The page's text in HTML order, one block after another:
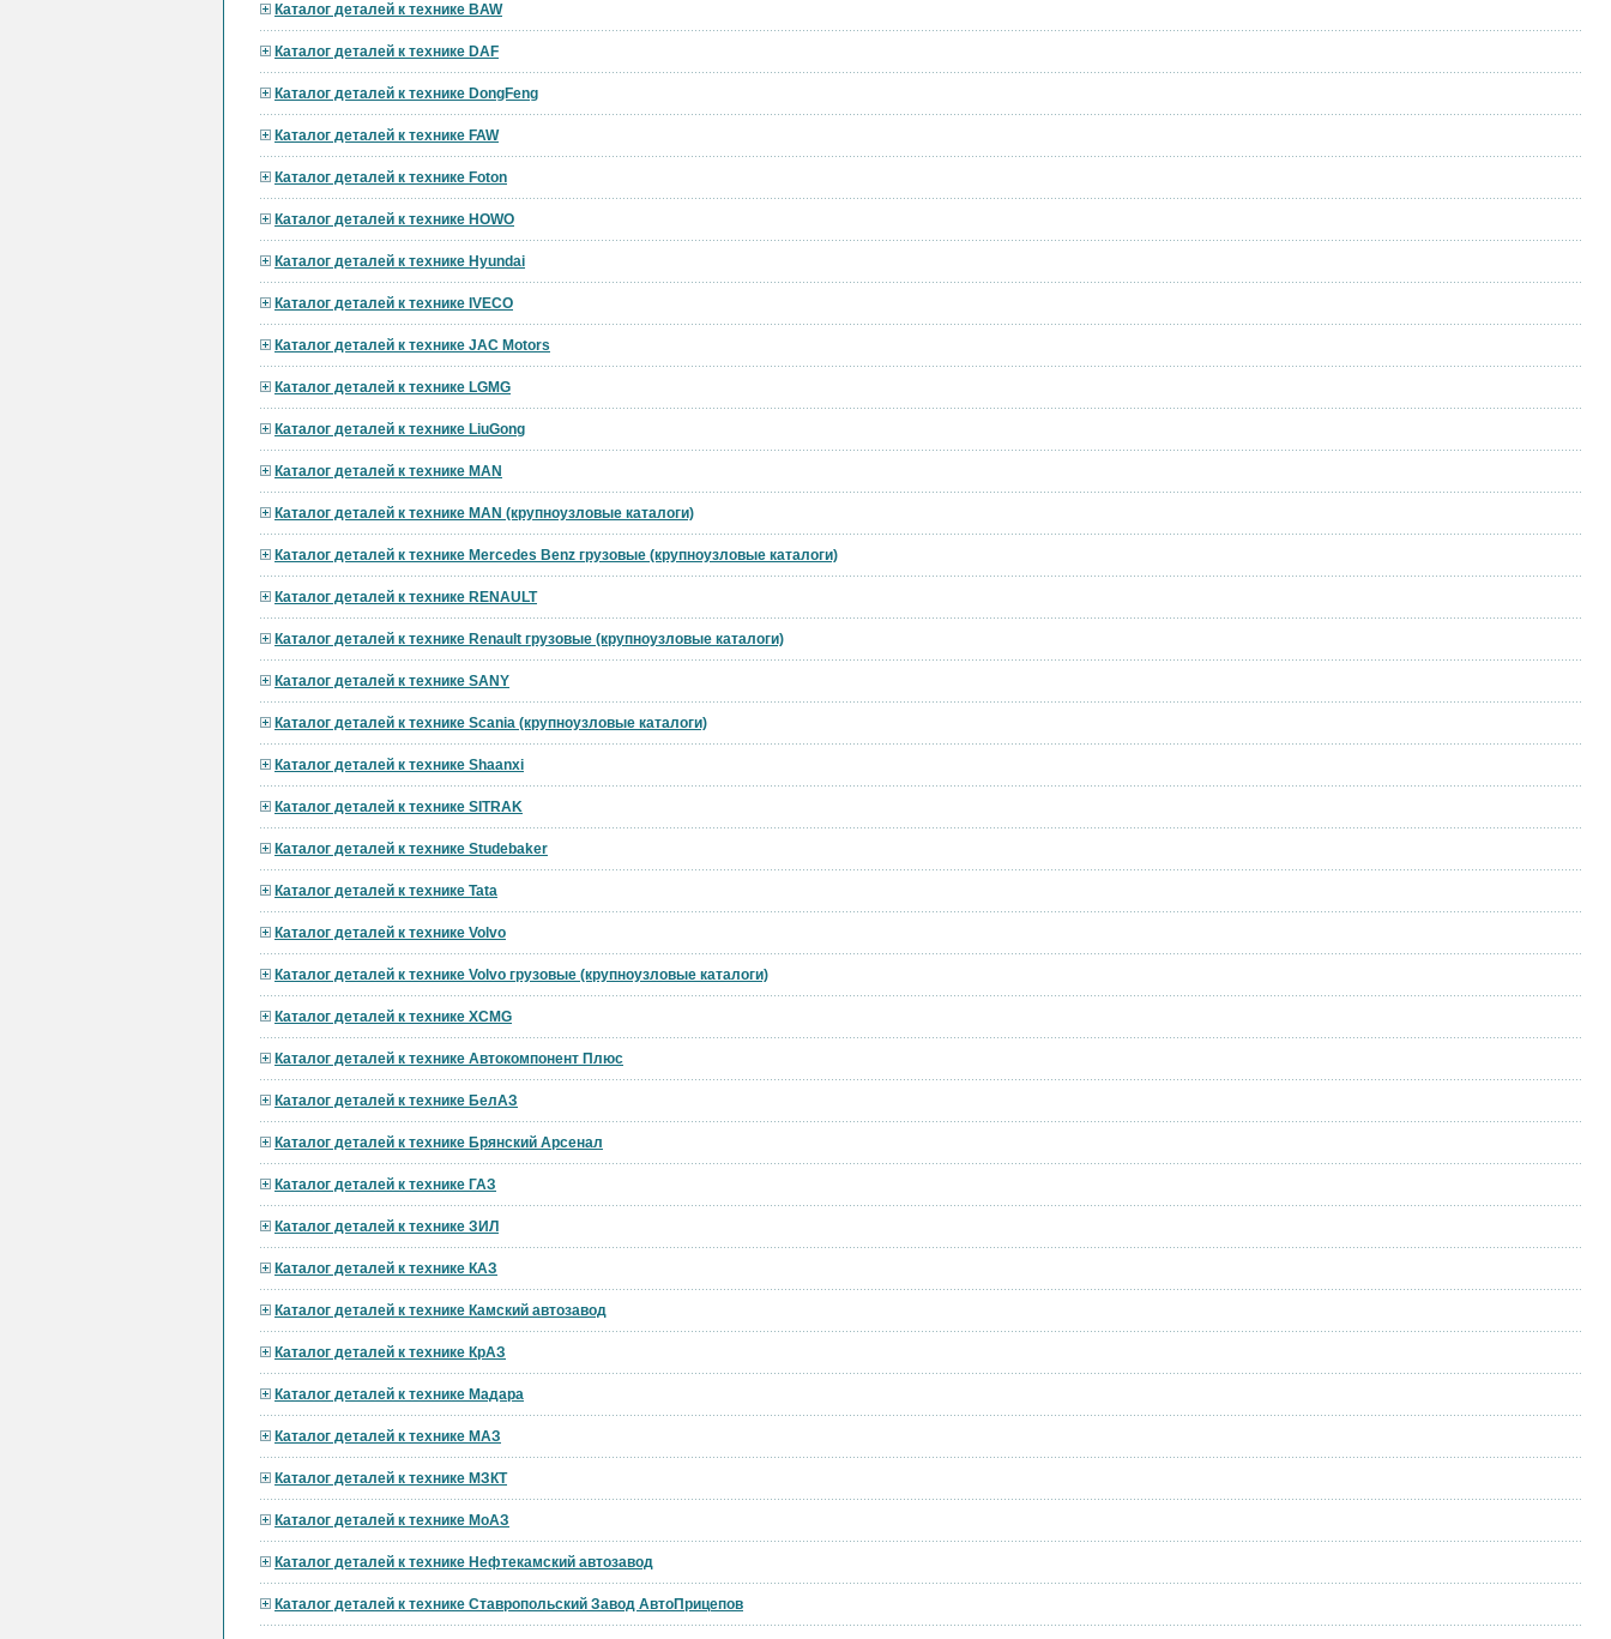
Каталог деталей к технике BAW
Каталог деталей к технике DAF
Каталог деталей к технике DongFeng
Каталог деталей к технике FAW
Каталог деталей к технике Foton
Каталог деталей к технике HOWO
Каталог деталей к технике Hyundai
Каталог деталей к технике IVECO
Каталог деталей к технике JAC Motors
Каталог деталей к технике LGMG
Каталог деталей к технике LiuGong
Каталог деталей к технике MAN
Каталог деталей к технике MAN (крупноузловые каталоги)
Каталог деталей к технике Mercedes Benz грузовые (крупноузловые каталоги)
Каталог деталей к технике RENAULT
Каталог деталей к технике Renault грузовые (крупноузловые каталоги)
Каталог деталей к технике SANY
Каталог деталей к технике Scania (крупноузловые каталоги)
Каталог деталей к технике Shaanxi
Каталог деталей к технике SITRAK
Каталог деталей к технике Studebaker
Каталог деталей к технике Tata
Каталог деталей к технике Volvo
Каталог деталей к технике Volvo грузовые (крупноузловые каталоги)
Каталог деталей к технике XCMG
Каталог деталей к технике Автокомпонент Плюс
Каталог деталей к технике БелАЗ
Каталог деталей к технике Брянский Арсенал
Каталог деталей к технике ГАЗ
Каталог деталей к технике ЗИЛ
Каталог деталей к технике КАЗ
Каталог деталей к технике Камский автозавод
Каталог деталей к технике КрАЗ
Каталог деталей к технике Мадара
Каталог деталей к технике МАЗ
Каталог деталей к технике МЗКТ
Каталог деталей к технике МоАЗ
Каталог деталей к технике Нефтекамский автозавод
Каталог деталей к технике Ставропольский Завод АвтоПрицепов